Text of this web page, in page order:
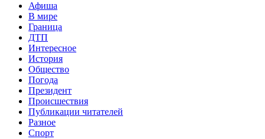
Афиша
В мире
Граница
ДТП
Интересное
История
Общество
Погода
Президент
Происшествия
Публикации читателей
Разное
Спорт